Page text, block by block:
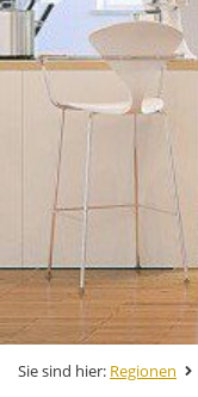
Sie sind hier: Regionen